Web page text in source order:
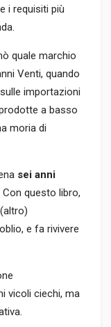
i requisiti più
quale marchio
Venti, quando
importazioni
a basso
moria di
sei anni
questo libro,
e fa rivivere
vicoli ciechi, ma